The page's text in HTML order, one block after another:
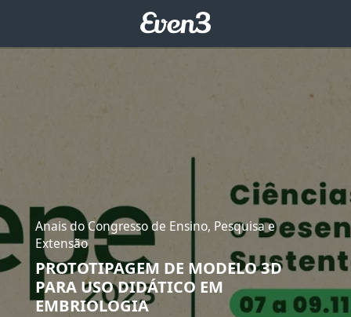
Anais do Congresso de Ensino, Pesquisa e
Extensão
PROTOTIPAGEM DE MODELO 3D
PARA USO DIDÁTICO EM
EMBRIOLOGIA